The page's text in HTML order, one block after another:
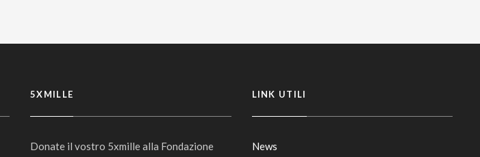
5XMILLE
Donate il vostro 5xmille alla Fondazione
LINK UTILI
News